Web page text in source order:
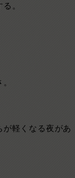
。
軽くなる夜があ